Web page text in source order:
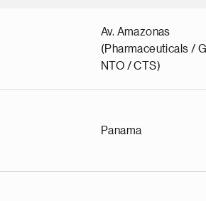
Av. Amazonas
(Pharmaceuticals /
NTO / CTS)
Panama